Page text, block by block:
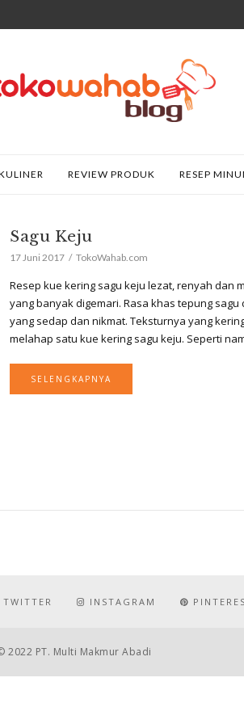
REVIEW PRODUK RESEP
Sagu Keju
17 Juni 2017 TokoWahab.com
Resep kue kering sagu keju lezat, renyah dan
yang banyak digemari. Rasa khas tepung
yang sedap dan nikmat. Teksturnya yang
melahap satu kue kering sagu keju. Seperti
SELENGKAPNYA
TWITTER INSTAGRAM
2022 PT. Multi Makmur Abadi